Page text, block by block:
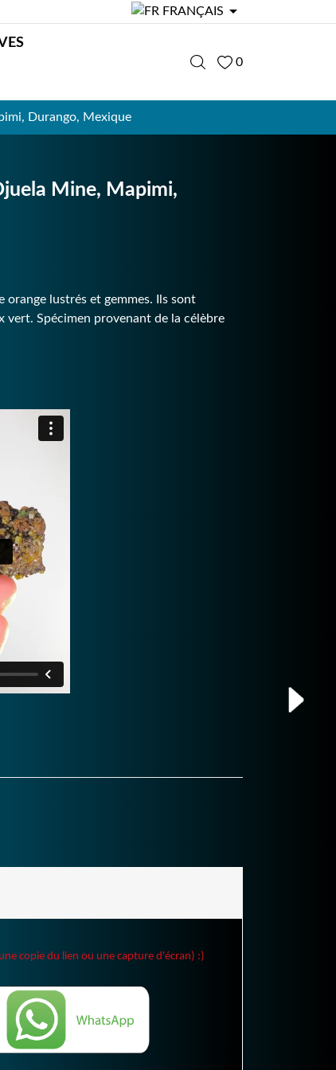
FRANÇAIS 
0
Durango, Mexique
Mine, Mapimi,
lustrés et gemmes. Ils sont
Spécimen provenant de la célèbre
copie du lien ou une capture d'écran) :)